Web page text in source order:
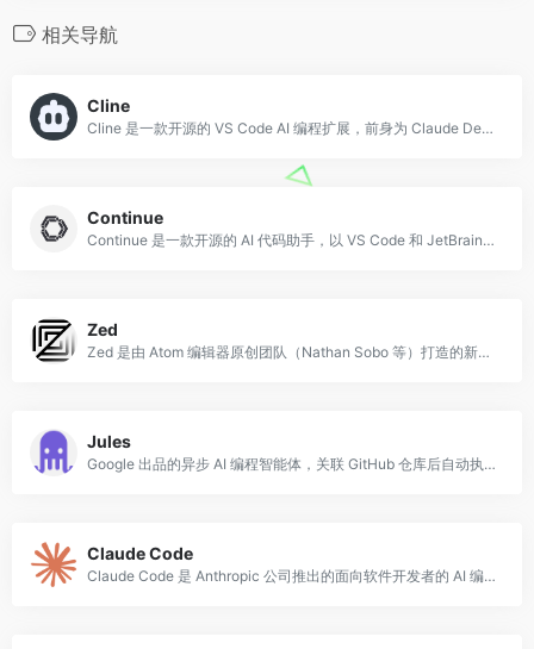
相关导航
Cline
Cline 是一款开源的 VS Code AI 编程扩展，前身为 Claude Dev，由社区开发者主导维护。
Continue
Continue 是一款开源的 AI 代码助手，以 VS Code 和 JetBrains 插件形式提供，允许开发者将任意大语言模型（包括 Claude、GPT
Zed
Zed 是由 Atom 编辑器原创团队（Nathan Sobo 等）打造的新一代高性能代码编辑器，于 2024 年正式开源。
Jules
Google 出品的异步 AI 编程智能体，关联 GitHub 仓库后自动执行任务并提交 PR。
Claude Code
Claude Code 是 Anthropic 公司推出的面向软件开发者的 AI 编程代理工具，以命令行界面（CLI）形式运行，可直接在终端中与代码库进行深度交